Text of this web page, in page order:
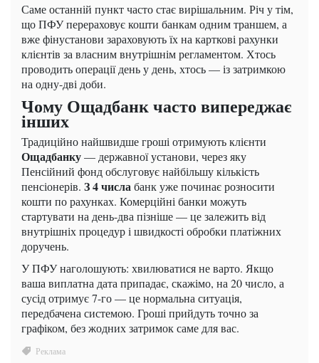
Саме останній пункт часто стає вирішальним. Річ у тім,
що ПФУ перераховує кошти банкам одним траншем, а
вже фінустанови зараховують їх на карткові рахунки
клієнтів за власним внутрішнім регламентом. Хтось
проводить операції день у день, хтось — із затримкою
на одну-дві доби.
Чому Ощадбанк часто випереджає
інших
Традиційно найшвидше гроші отримують клієнти
Ощадбанку— державної установи, через яку
Пенсійний фонд обслуговує найбільшу кількість
пенсіонерів. З 4 числабанк уже починає розносити
кошти по рахунках. Комерційні банки можуть
стартувати на день-два пізніше — це залежить від
внутрішніх процедур і швидкості обробки платіжних
доручень.
У ПФУ наголошують: хвилюватися не варто. Якщо
ваша виплатна дата припадає, скажімо, на 20 число, а
сусід отримує 7-го — це нормальна ситуація,
передбачена системою. Гроші прийдуть точно за
графіком, без жодних затримок саме для вас.